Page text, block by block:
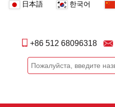
日本語 한국어
+86 512 68096318